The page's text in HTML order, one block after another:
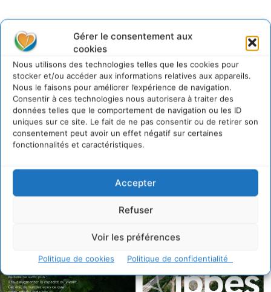
Gérer le consentement aux
cookies
Nous utilisons des technologies telles que les cookies pour
stocker et/ou accéder aux informations relatives aux appareils.
Nous le faisons pour améliorer l’expérience de navigation.
Consentir à ces technologies nous autorisera à traiter des
données telles que le comportement de navigation ou les ID
uniques sur ce site. Le fait de ne pas consentir ou de retirer son
consentement peut avoir un effet négatif sur certaines
fonctionnalités et caractéristiques.
Accepter
Refuser
Voir les préférences
Politique de cookies Politique de confidentialité
@cdurableinfo
273Suiveurs
Suivre